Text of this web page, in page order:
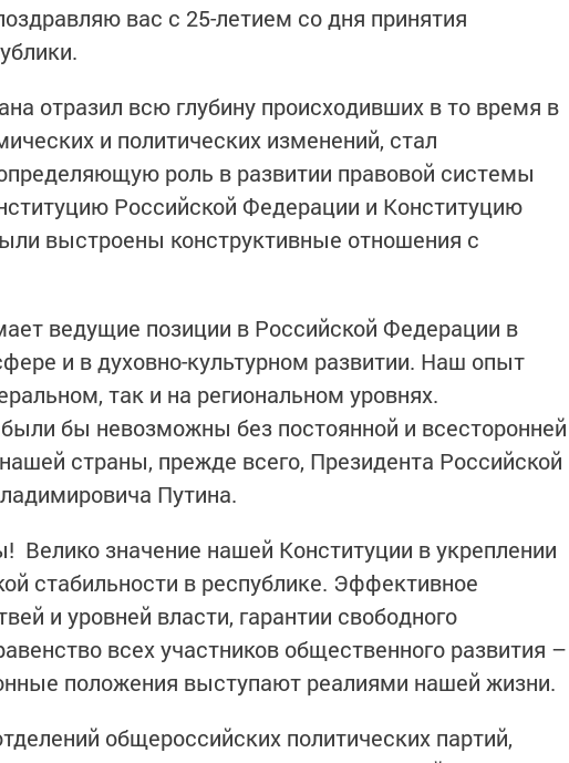
вас с 25-летием со дня принятия
отразил всю глубину происходивших в то время в
и политических изменений, стал
роль в развитии правовой системы
Российской Федерации и Конституцию
выстроены конструктивные отношения с
ведущие позиции в Российской Федерации в
и в духовно-культурном развитии. Наш опыт
так и на региональном уровнях.
бы невозможны без постоянной и всесторонней
страны, прежде всего, Президента Российской
Путина.
значение нашей Конституции в укреплении
стабильности в республике. Эффективное
и уровней власти, гарантии свободного
всех участников общественного развития –
положения выступают реалиями нашей жизни.
общероссийских политических партий,